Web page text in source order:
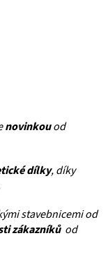
novinkouod
dílky, díky
stavebnicemi od
zákazníků od